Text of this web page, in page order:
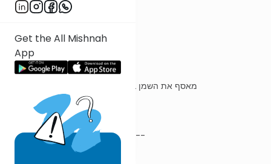
Get the All Mishnah
App
מטפח
מאסף את השמן בטפח שלו, כלומר מקנחו באצבעותיו
----------------------------